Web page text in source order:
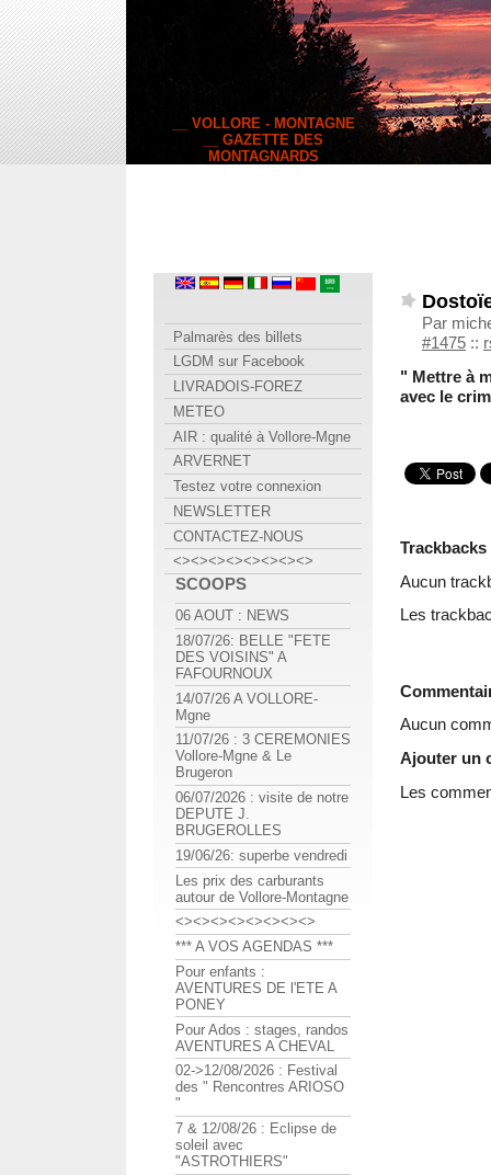
__ VOLLORE - MONTAGNE
__ GAZETTE DES
MONTAGNARDS
Par
#1475 ::
" Mettre à
avec le
Trackbacks
Aucun
Les
Aucun
Ajouter un
Les
Palmarès des billets
LGDM sur Facebook
LIVRADOIS-FOREZ
METEO
AIR : qualité à Vollore-Mgne
ARVERNET
Testez votre connexion
NEWSLETTER
CONTACTEZ-NOUS
<><><><><><><><>
SCOOPS
06 AOUT : NEWS
18/07/26: BELLE "FETE
DES VOISINS" A
FAFOURNOUX
14/07/26 A VOLLORE-
Mgne
11/07/26 : 3 CEREMONIES
Vollore-Mgne & Le
Brugeron
06/07/2026 : visite de notre
DEPUTE J.
BRUGEROLLES
19/06/26: superbe vendredi
Les prix des carburants
autour de Vollore-Montagne
<><><><><><><><>
*** A VOS AGENDAS ***
Pour enfants :
AVENTURES DE l'ETE A
PONEY
Pour Ados : stages, randos
AVENTURES A CHEVAL
02->12/08/2026 : Festival
des " Rencontres ARIOSO
"
7 & 12/08/26 : Eclipse de
soleil avec
"ASTROTHIERS"